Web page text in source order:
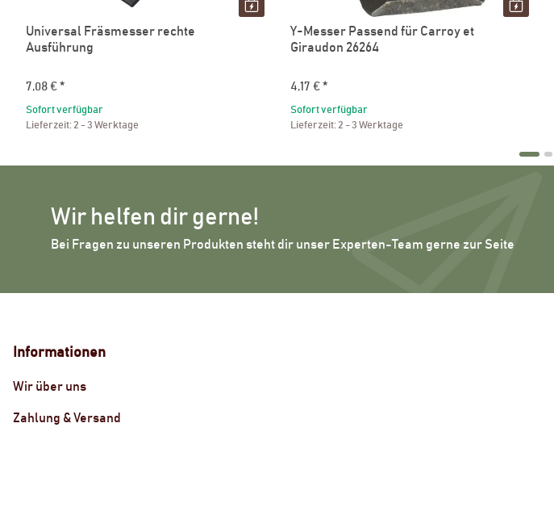
Universal Fräsmesser rechte
Ausführung
7,08 € *
Sofort verfügbar
Lieferzeit: 2 - 3 Werktage
Y-Messer Passend für Carroy et
Giraudon 26264
4,17 € *
Sofort verfügbar
Lieferzeit: 2 - 3 Werktage
Wir helfen dir gerne!
Bei Fragen zu unseren Produkten steht dir unser Experten-Team gerne zur Seite
Informationen
Wir über uns
Zahlung & Versand